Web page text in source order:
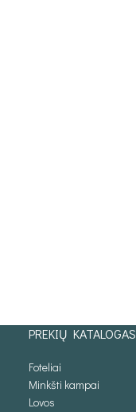
PREKIŲ KATALOGAS
Foteliai
Minkšti kampai
Lovos